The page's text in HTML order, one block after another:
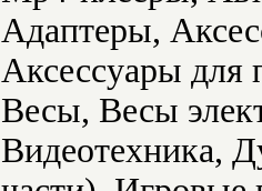
Адаптеры,
Аксессуары для
Весы, Весы
Видеотехника,